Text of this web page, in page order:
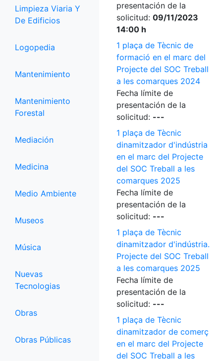
Limpieza Viaria Y
De Edificios
Logopedia
Mantenimiento
Mantenimiento
Forestal
Mediación
Medicina
Medio Ambiente
Museos
Música
Nuevas
Tecnologias
Obras
Obras Públicas
presentación de la
solicitud: 09/11/2023
14:00 h
1 plaça de Tècnic de
formació en el marc del
Projecte del SOC Treball
a les comarques 2024
Fecha límite de
presentación de la
solicitud: ---
1 plaça de Tècnic
dinamitzador d'indústria
en el marc del Projecte
del SOC Treball a les
comarques 2025
Fecha límite de
presentación de la
solicitud: ---
1 plaça de Tècnic
dinamitzador d'indústria.
Projecte del SOC Treball
a les comarques 2025
Fecha límite de
presentación de la
solicitud: ---
1 plaça de Tècnic
dinamitzador de comerç
en el marc del Projecte
del SOC Treball a les